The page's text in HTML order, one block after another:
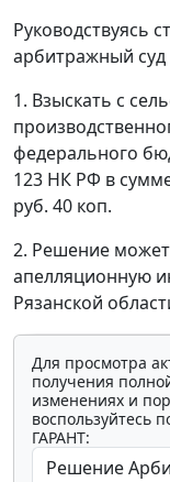
Руководствуясь
арбитражный
1. Взыскать с
федерального
123 НК РФ в
руб. 40 коп.
2. Решение
апелляционную
Рязанской
Для просмотра
получения
изменениях и
воспользуйтесь
ГАРАНТ: